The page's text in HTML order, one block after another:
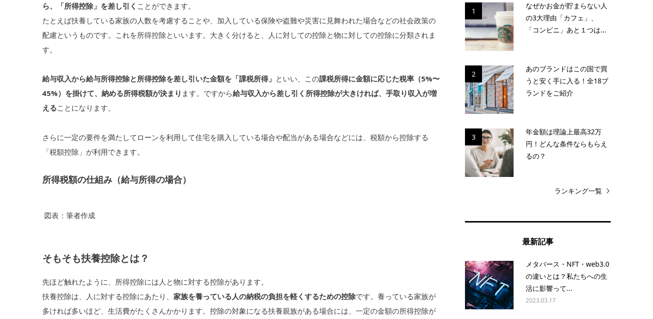
ら、「所得控除」を差し引く ことができます。
たとえば扶養している家族の人数を考慮することや、加入している保険や盗難や災害に見舞われた場合などの社会政策の
配慮というものです。これを所得控除といいます。大きく分けると、人に対しての控除と物に対しての控除に分類されま
す。
給与収入から給与所得控除と所得控除を差し引いた金額を「課税所得」 といい、この課税所得に金額に応じた税率（5%〜
45%）を掛けて、納める所得税額が決まり ます。ですから給与収入から差し引く所得控除が大きければ、手取り収入が増
えることになります。
さらに一定の要件を満たしてローンを利用して住宅を購入している場合や配当がある場合などには、税額から控除する
「税額控除」が利用できます。
所得税額の仕組み（給与所得の場合）
図表：筆者作成
そもそも扶養控除とは？
先ほど触れたように、所得控除には人と物に対する控除があります。
扶養控除は、人に対する控除にあたり、 家族を養っている人の納税の負担を軽くするための控除です。養っている家族が
多ければ多いほど、生活費がたくさんかかります。控除の対象になる扶養親族がある場合には、一定の金額の所得控除が
1
なぜかお金が貯まらない人
の3大理由「カフェ」、
「コンビニ」あと１つは...
2
あのブランドはこの国で買
うと安く手に入る！全18ブ
ランドをご紹介
3
年金額は理論上最高32万
円！どんな条件ならもらえ
るの？
ランキング一覧
最新記事
メタバース・NFT・web3.0
の違いとは？私たちへの生
活に影響って...
2023.03.17